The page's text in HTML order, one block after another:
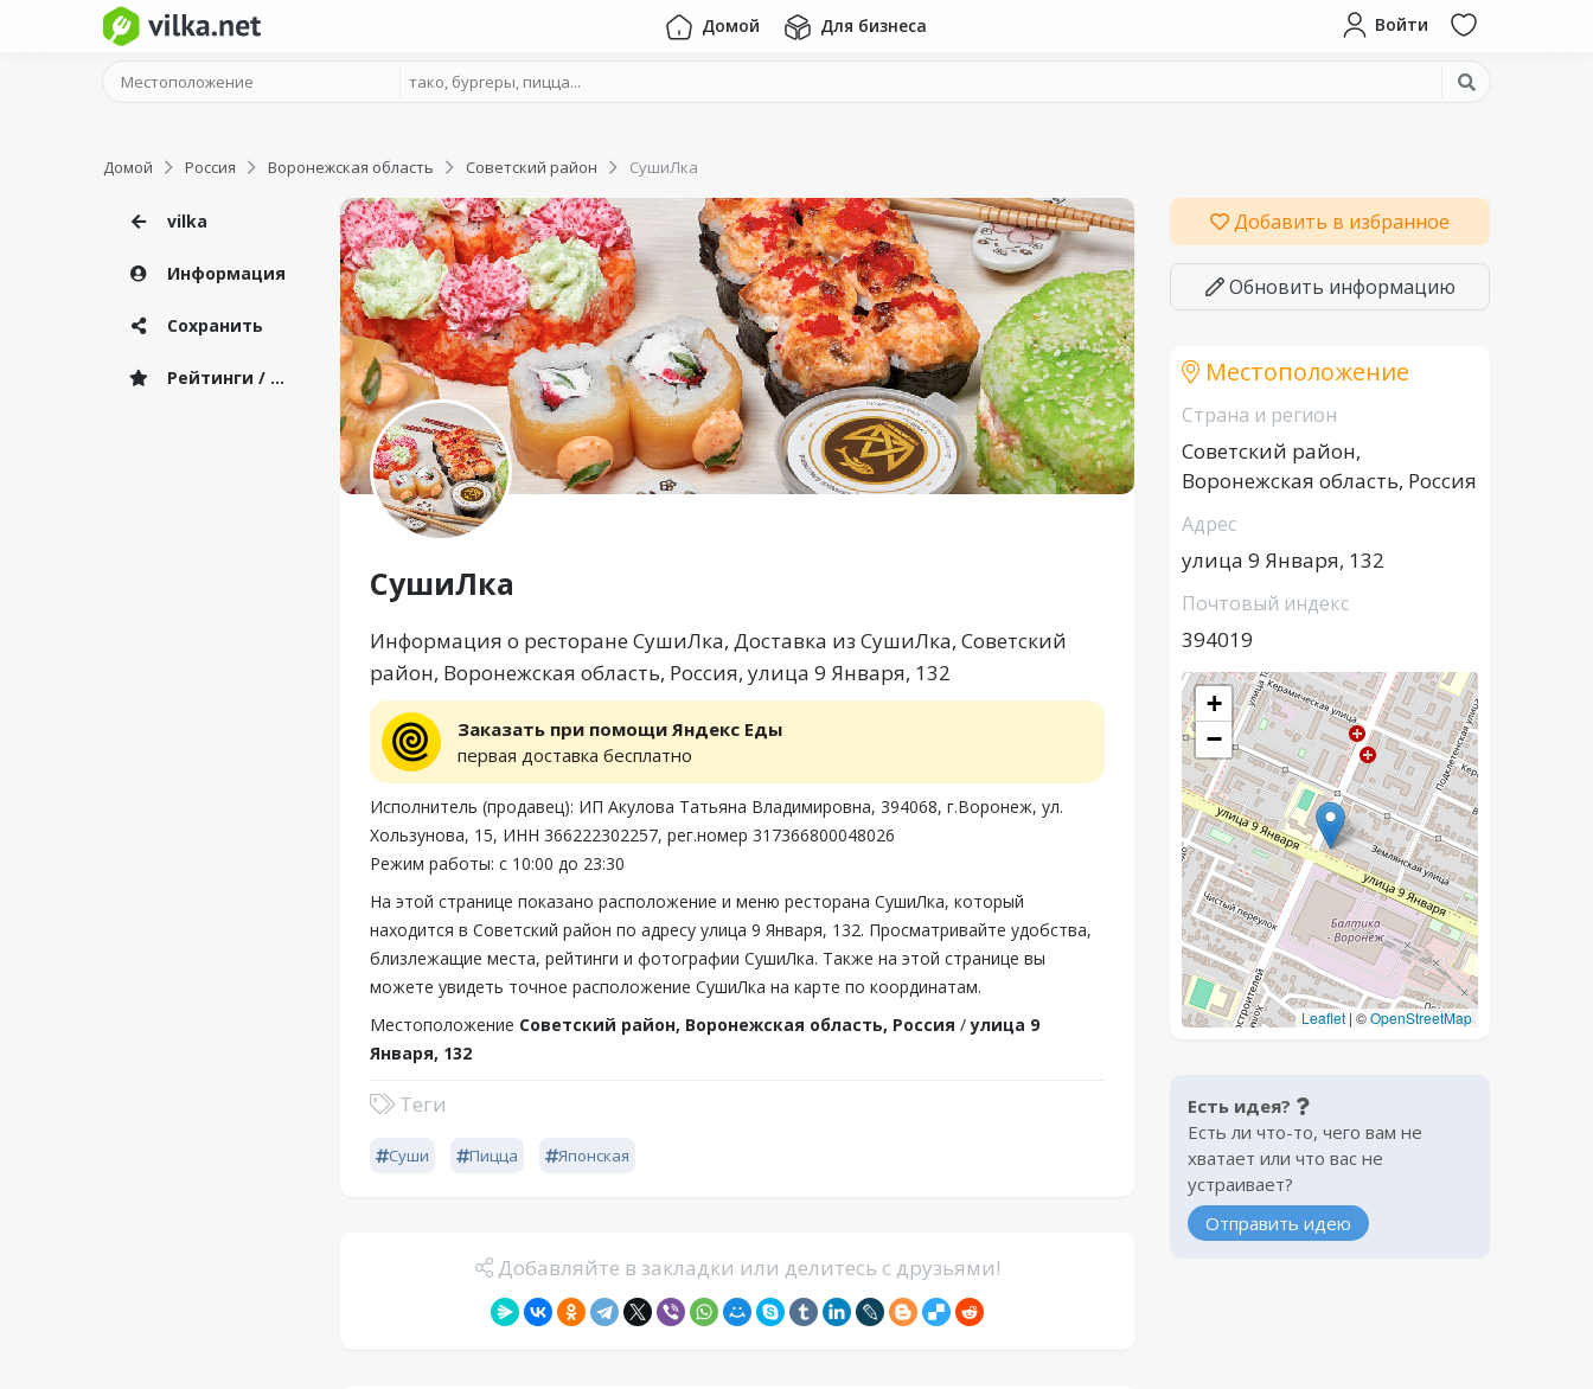
Домой Для бизнеса Войти
Домой Россия Воронежская область Советский район СушиЛка
vilka
Информация
Сохранить
Рейтинги / Отзывы
СушиЛка
Информация о ресторане СушиЛка, Доставка из СушиЛка, Советский
район, Воронежская область, Россия, улица 9 Января, 132
Заказать при помощи Яндекс Еды
первая доставка бесплатно
Исполнитель (продавец): ИП Акулова Татьяна Владимировна, 394068, г.Воронеж, ул.
Хользунова, 15, ИНН 366222302257, рег.номер 317366800048026
Режим работы: с 10:00 до 23:30
На этой странице показано расположение и меню ресторана СушиЛка, который
находится в Советский район по адресу улица 9 Января, 132. Просматривайте удобства,
близлежащие места, рейтинги и фотографии СушиЛка. Также на этой странице вы
можете увидеть точное расположение СушиЛка на карте по координатам.
Местоположение Советский район, Воронежская область, Россия /улица 9
Января, 132
Теги
Суши Пицца Японская
Добавляйте в закладки или делитесь с друзьями!
Добавить в избранное
Обновить информацию
Местоположение
Страна и регион
Советский район,
Воронежская область, Россия
Адрес
улица 9 Января, 132
Почтовый индекс
394019
+
−
Leaflet | ©OpenStreetMap
Есть идея?
Есть ли что-то, чего вам не
хватает или что вас не
устраивает?
Отправить идею